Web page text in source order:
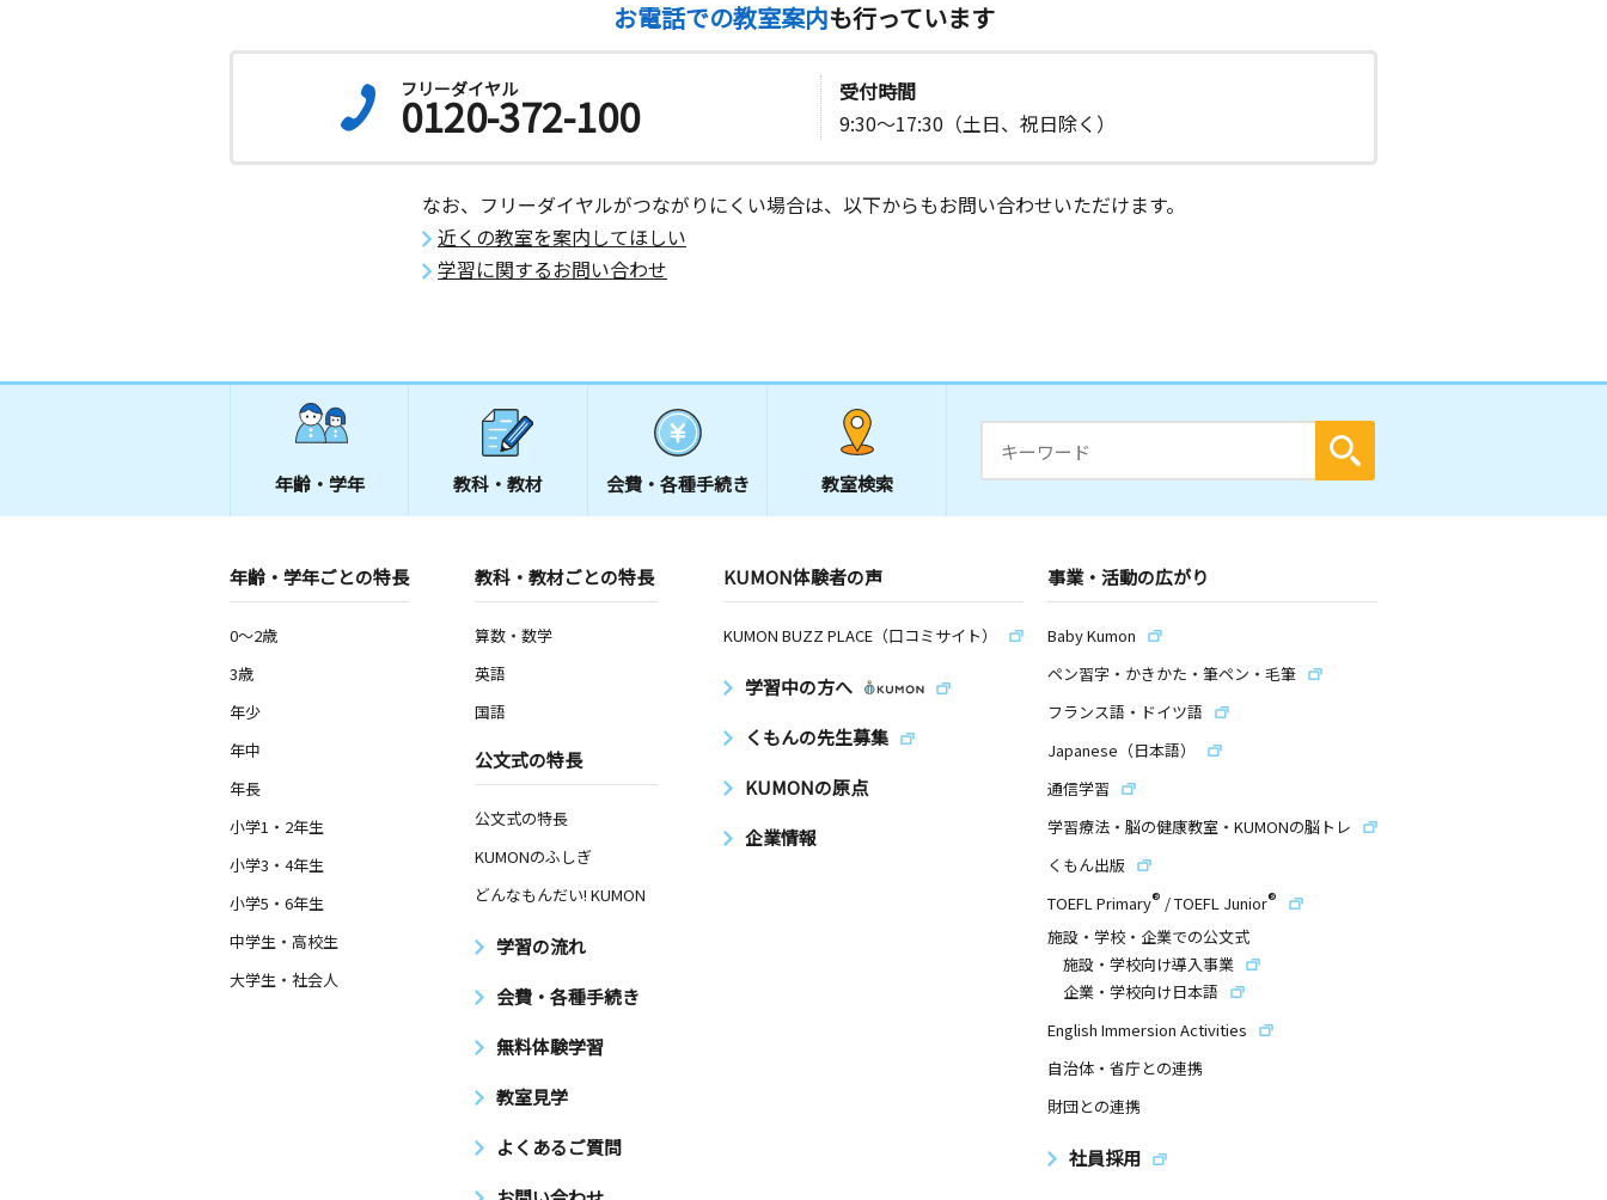
お電話での教室案内も行っています
フリーダイヤル
0120-372-100
受付時間
9:30～17:30（土日、祝日除く）
なお、フリーダイヤルがつながりにくい場合は、以下からもお問い合わせいただけます。
近くの教室を案内してほしい
学習に関するお問い合わせ
年齢・学年 教科・教材 会費・ 各種手続き 教室検索
年齢・学年ごとの特長
0～2歳
3歳
年少
年中
年長
小学1・2年生
小学3・4年生
小学5・6年生
中学生・高校生
大学生・社会人
教科・教材ごとの特長
算数・数学
英語
国語
公文式の特長
公文式の特長
KUMONのふしぎ
どんなもんだい! KUMON
学習の流れ
会費・各種手続き
無料体験学習
教室見学
よくあるご質問
KUMON体験者の声
KUMON BUZZ PLACE（口コミサイト）
学習中の方へ
くもんの先生募集
KUMONの原点
企業情報
事業・活動の広がり
Baby Kumon
ペン習字・かきかた・筆ペン・毛筆
フランス語・ドイツ語
Japanese（日本語）
通信学習
学習療法・脳の健康教室・KUMONの脳トレ
くもん出版
TOEFL Primary® /TOEFL Junior®
施設・学校・企業での公文式
施設・学校向け導入事業
企業・学校向け日本語
English Immersion Activities
自治体・省庁との連携
財団との連携
社員採用